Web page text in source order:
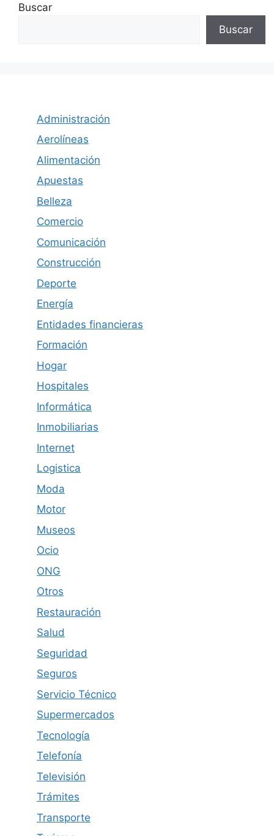
Buscar
Buscar
Administración
Aerolíneas
Alimentación
Apuestas
Belleza
Comercio
Comunicación
Construcción
Deporte
Energía
Entidades financieras
Formación
Hogar
Hospitales
Informática
Inmobiliarias
Internet
Logistica
Moda
Motor
Museos
Ocio
ONG
Otros
Restauración
Salud
Seguridad
Seguros
Servicio Técnico
Supermercados
Tecnología
Telefonía
Televisión
Trámites
Transporte